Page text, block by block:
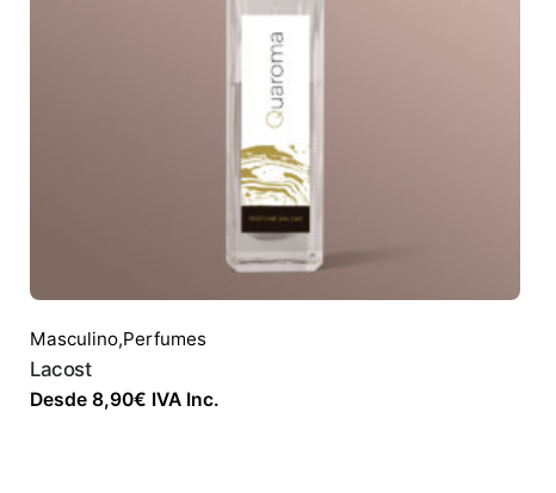
Masculino,Perfumes
Lacost
Desde 8,90€ IVA Inc.